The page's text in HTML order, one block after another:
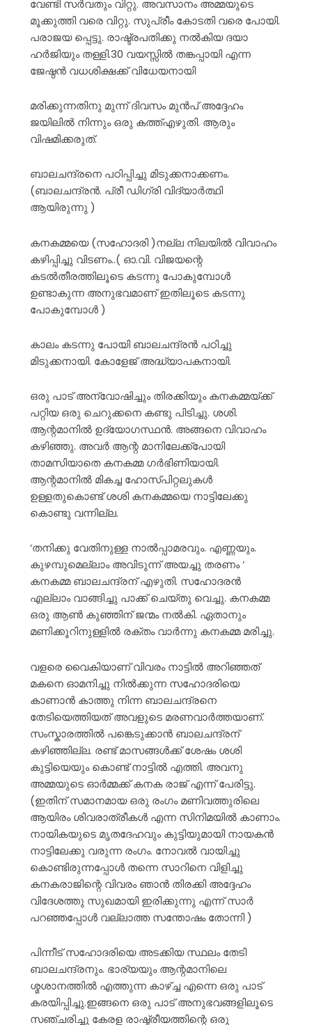
വേണ്ടി സർവതും വിറ്റു. അവസാനം അമ്മയുടെ
മൂക്കുത്തി വരെ വിറ്റു. സുപ്രീം കോടതി വരെ പോയി.
പരാജയ പ്പെട്ടു. രാഷ്ട്രപതിക്കു നൽകിയ ദയാ
ഹർജിയും തള്ളി.30 വയസ്സിൽ തങ്കപ്പായി എന്ന
ജേഷ്ഠൻ വധശിക്ഷക്ക് വിധേയനായി
മരിക്കുന്നതിനു മുന്ന് ദിവസം മുൻപ് അദ്ദേഹം
ജയിലിൽ നിന്നും ഒരു കത്ത്എഴുതി. ആരും
വിഷമിക്കരുത്.
ബാലചന്ദ്രനെ പഠിപ്പിച്ചു മിടുക്കനാക്കണം.
(ബാലചന്ദ്രൻ. പ്രീ ഡിഗ്രി വിദ്യാർത്ഥി
ആയിരുന്നു )
കനകമ്മയെ (സഹോദരി )നല്ല നിലയിൽ വിവാഹം
കഴിപ്പിച്ചു വിടണം..( ഓ.വി. വിജയന്റെ
കടൽതീരത്തിലൂടെ കടന്നു പോകുമ്പോൾ
ഉണ്ടാകുന്ന അനുഭവമാണ് ഇതിലൂടെ കടന്നു
പോകുമ്പോൾ )
കാലം കടന്നു പോയി ബാലചന്ദ്രൻ പഠിച്ചു
മിടുക്കനായി. കോളേജ് അദ്ധ്യാപകനായി.
ഒരു പാട് അന്വോഷിച്ചും തിരക്കിയും കനകമ്മയ്ക്ക്
പറ്റിയ ഒരു ചെറുക്കനെ കണ്ടു പിടിച്ചു. ശശി.
ആന്റമാനിൽ ഉദ്യോഗസ്ഥൻ. അങ്ങനെ വിവാഹം
കഴിഞ്ഞു. അവർ ആന്റ മാനിലേക്ക്പോയി
താമസിയാതെ കനകമ്മ ഗർഭിണിയായി.
ആന്റമാനിൽ മികച്ച ഹോസ്പിറ്റലുകൾ
ഉള്ളതുകൊണ്ട് ശശി കനകമ്മയെ നാട്ടിലേക്കു
കൊണ്ടു വന്നില്ല.
‘തനിക്കു വേതിനുള്ള നാൽപ്പാമരവും. എണ്ണയും.
കുഴമ്പുമെല്ലാം അവിടുന്ന് അയച്ചു തരണം ‘
കനകമ്മ ബാലചന്ദ്രന് എഴുതി. സഹോദരൻ
എല്ലാം വാങ്ങിച്ചു പാക്ക് ചെയ്തു വെച്ചു. കനകമ്മ
ഒരു ആൺ കുഞ്ഞിന് ജന്മം നൽകി. ഏതാനും
മണിക്കൂറിനുള്ളിൽ രക്തം വാർന്നു കനകമ്മ മരിച്ചു.
വളരെ വൈകിയാണ് വിവരം നാട്ടിൽ അറിഞ്ഞത്
മകനെ ഓമനിച്ചു നിൽക്കുന്ന സഹോദരിയെ
കാണാൻ കാത്തു നിന്ന ബാലചന്ദ്രനെ
തേടിയെത്തിയത് അവളുടെ മരണവാർത്തയാണ്.
സംസ്കാരത്തിൽ പങ്കെടുക്കാൻ ബാലചന്ദ്രന്
കഴിഞ്ഞില്ല. രണ്ട് മാസങ്ങൾക്ക് ശേഷം ശശി
കുട്ടിയെയും കൊണ്ട് നാട്ടിൽ എത്തി. അവനു
അമ്മയുടെ ഓർമ്മക്ക് കനക രാജ് എന്ന് പേരിട്ടു.
(ഇതിന് സമാനമായ ഒരു രംഗം മണിവത്തുരിലെ
ആയിരം ശിവരാത്രീകൾ എന്ന സിനിമയിൽ കാണാം.
നായികയുടെ മൃതദേഹവും കുട്ടിയുമായി നായകൻ
നാട്ടിലേക്കു വരുന്ന രംഗം. നോവൽ വായിച്ചു
കൊണ്ടിരുന്നപ്പോൾ തന്നെ സാറിനെ വിളിച്ചു
കനകരാജിന്റെ വിവരം ഞാൻ തിരക്കി അദ്ദേഹം
വിദേശത്തു സുഖമായി ഇരിക്കുന്നു എന്ന് സാർ
പറഞ്ഞപ്പോൾ വല്ലാത്ത സന്തോഷം തോന്നി )
പിന്നീട് സഹോദരിയെ അടക്കിയ സ്ഥലം തേടി
ബാലചന്ദ്രനും. ഭാര്യയും ആന്റമാനിലെ
ശ്മശാനത്തിൽ എത്തുന്ന കാഴ്ച്ച എന്നെ ഒരു പാട്
കരയിപ്പിച്ചു.ഇങ്ങനെ ഒരു പാട് അനുഭവങ്ങളിലൂടെ
സഞ്ചരിച്ചു കേരള രാഷ്ട്രീയത്തിന്റെ ഒരു